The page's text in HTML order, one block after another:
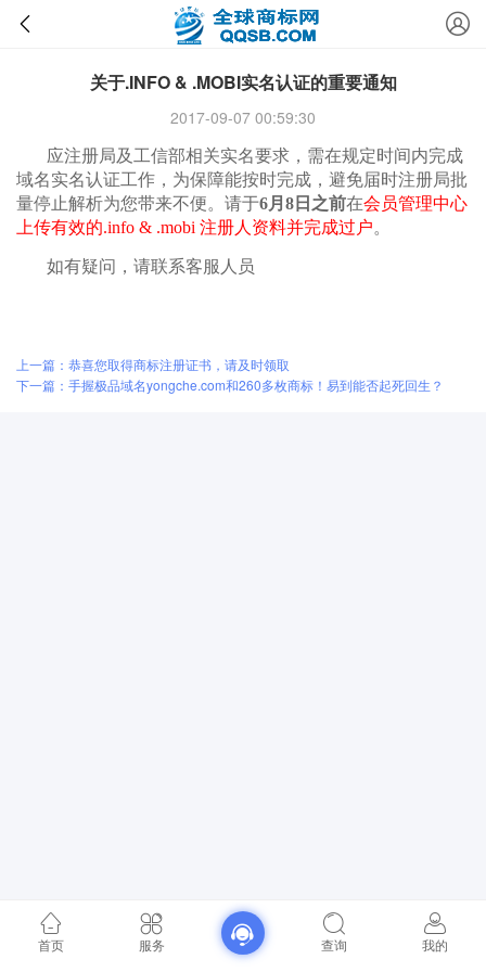
关于.INFO & .MOBI实名认证的重要通知
2017-09-07 00:59:30
应注册局及工信部相关实名要求，需在规定时间内完成
域名实名认证工作，为保障能按时完成，避免届时注册局批
量停止解析为您带来不便。请于6月8日之前在会员管理中心
上传有效的.info & .mobi 注册人资料并完成过户。
如有疑问，请联系客服人员
上一篇：恭喜您取得商标注册证书，请及时领取
下一篇：手握极品域名yongche.com和260多枚商标！易到能否起死回生？
首页 服务 查询 我的